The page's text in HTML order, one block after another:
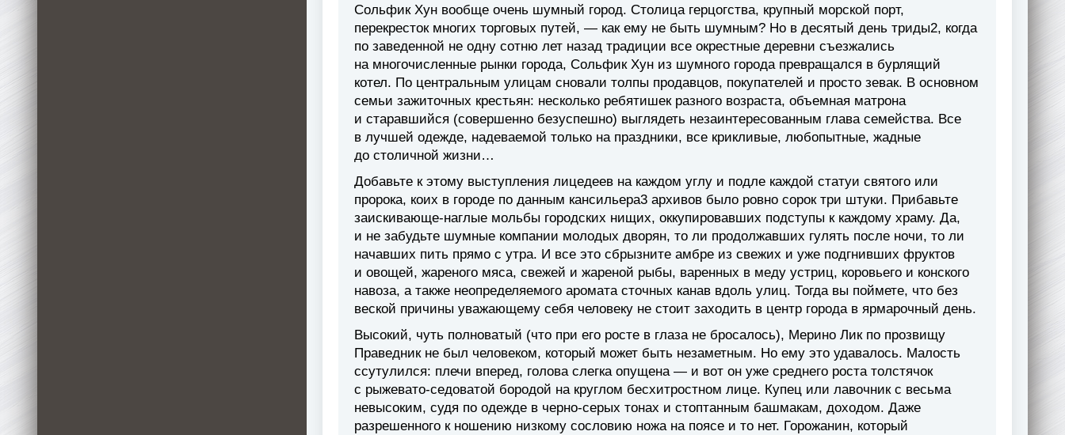
Сольфик Хун вообще очень шумный город. Столица герцогства, крупный морской порт,
перекресток многих торговых путей, — как ему не быть шумным? Но в десятый день триды2, когда
по заведенной не одну сотню лет назад традиции все окрестные деревни съезжались
на многочисленные рынки города, Сольфик Хун из шумного города превращался в бурлящий
котел. По центральным улицам сновали толпы продавцов, покупателей и просто зевак. В основном
семьи зажиточных крестьян: несколько ребятишек разного возраста, объемная матрона
и старавшийся (совершенно безуспешно) выглядеть незаинтересованным глава семейства. Все
в лучшей одежде, надеваемой только на праздники, все крикливые, любопытные, жадные
до столичной жизни…
Добавьте к этому выступления лицедеев на каждом углу и подле каждой статуи святого или
пророка, коих в городе по данным кансильера3 архивов было ровно сорок три штуки. Прибавьте
заискивающе-наглые мольбы городских нищих, оккупировавших подступы к каждому храму. Да,
и не забудьте шумные компании молодых дворян, то ли продолжавших гулять после ночи, то ли
начавших пить прямо с утра. И все это сбрызните амбре из свежих и уже подгнивших фруктов
и овощей, жареного мяса, свежей и жареной рыбы, варенных в меду устриц, коровьего и конского
навоза, а также неопределяемого аромата сточных канав вдоль улиц. Тогда вы поймете, что без
веской причины уважающему себя человеку не стоит заходить в центр города в ярмарочный день.
Высокий, чуть полноватый (что при его росте в глаза не бросалось), Мерино Лик по прозвищу
Праведник не был человеком, который может быть незаметным. Но ему это удавалось. Малость
ссутулился: плечи вперед, голова слегка опущена — и вот он уже среднего роста толстячок
с рыжевато-седоватой бородой на круглом бесхитростном лице. Купец или лавочник с весьма
невысоким, судя по одежде в черно-серых тонах и стоптанным башмакам, доходом. Даже
разрешенного к ношению низкому сословию ножа на поясе и то нет. Горожанин, который